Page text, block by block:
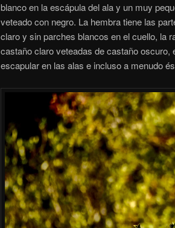
blanco en la escápula del ala y un muy
veteado con negro. La hembra tiene las
claro y sin parches blancos en el cuello, la
castaño claro veteadas de castaño oscuro,
escapular en las alas e incluso a menudo